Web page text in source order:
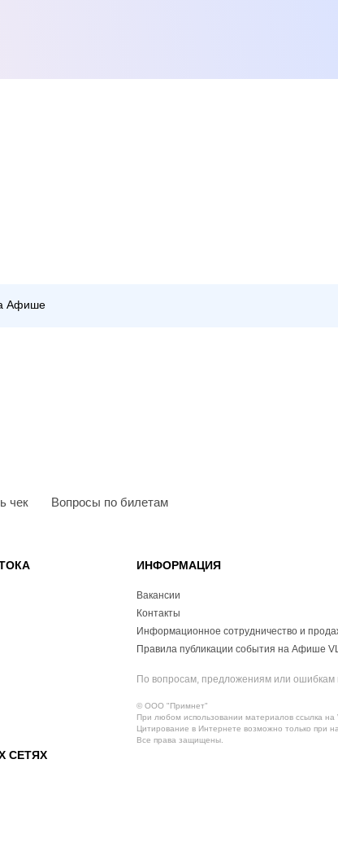
Афише
чек Вопросы по билетам
СЕТЯХ
ИНФОРМАЦИЯ
Вакансии
Контакты
Информационное сотрудничество и
Правила публикации события на Афише
По вопросам, предложениям или ошибкам
© ООО "Примнет"
При любом использовании материалов ссылка на
Цитирование в Интернете возможно только при
Все права защищены.